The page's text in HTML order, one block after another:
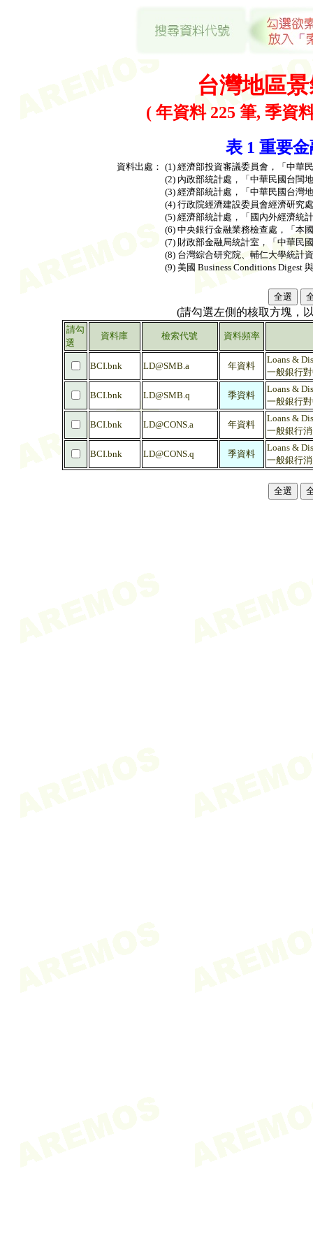
台灣地區
( 年資料 225 筆, 季資
表 1 重要
資料出處： (1) 經濟部投資審議委員會，「中華
(2) 內政部統計處，「中華民國台閩
(3) 經濟部統計處，「中華民國台灣
(4) 行政院經濟建設委員會經濟研究
(5) 經濟部統計處，「國內外經濟統
(6) 中央銀行金融業務檢查處，「本
(7) 財政部金融局統計室，「中華民
(8) 台灣綜合研究院、輔仁大學統計
(9) 美國 Business Conditions Digest
(請勾選左側的核取方塊，
請勾
選
資料庫 檢索代號 資料頻率
BCI.bnk LD@SMB.a 年資料
Loans &
一般銀行
BCI.bnk LD@SMB.q 季資料
Loans &
一般銀行
BCI.bnk LD@CONS.a 年資料
Loans &
一般銀行
BCI.bnk LD@CONS.q 季資料
Loans &
一般銀行